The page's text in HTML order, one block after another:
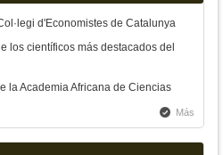
d'Economistes de Catalunya
los científicos más destacados del
la Academia Africana de Ciencias
Más